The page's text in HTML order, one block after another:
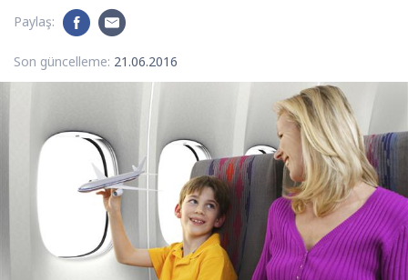
Paylaş:
Son güncelleme: 21.06.2016